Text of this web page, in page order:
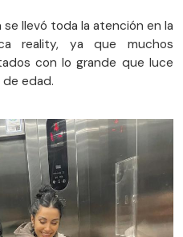
llevó toda la atención en la
reality, ya que muchos
con lo grande que luce
edad.